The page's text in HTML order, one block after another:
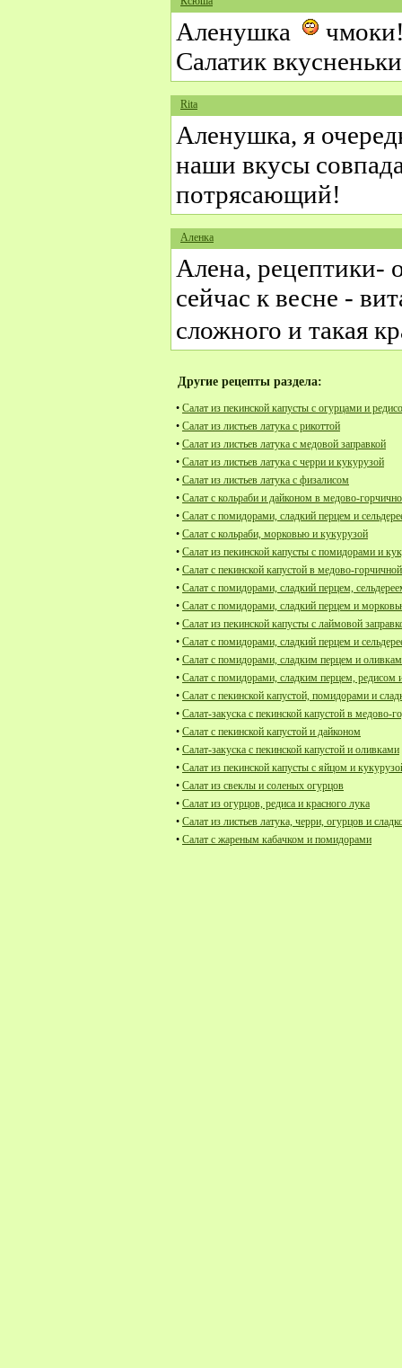
Аленушка
Салатик
Rita
Аленушка, я
наши вкусы
потрясающий!
Аленка
Алена, рецептики-
сейчас к весне -
сложного и такая
Другие рецепты раздела:
• Салат из пекинской капусты с огурцами и
• Салат из листьев латука с рикоттой
• Салат из листьев латука с медовой заправкой
• Салат из листьев латука с черри и кукурузой
• Салат из листьев латука с физалисом
• Салат с кольраби и дайконом в медово-
• Салат с помидорами, сладкий перцем и
• Салат с кольраби, морковью и кукурузой
• Салат из пекинской капусты с помидорами и
• Салат с пекинской капустой в медово-
• Салат с помидорами, сладкий перцем,
• Салат с помидорами, сладкий перцем и
• Салат из пекинской капусты с лаймовой
• Салат с помидорами, сладкий перцем и
• Салат с помидорами, сладким перцем и
• Салат с помидорами, сладким перцем, редисом
• Салат с пекинской капустой, помидорами и
• Салат-закуска с пекинской капустой в медово-
• Салат с пекинской капустой и дайконом
• Салат-закуска с пекинской капустой и оливками
• Салат из пекинской капусты с яйцом и
• Салат из свеклы и соленых огурцов
• Салат из огурцов, редиса и красного лука
• Салат из листьев латука, черри, огурцов и
• Салат с жареным кабачком и помидорами